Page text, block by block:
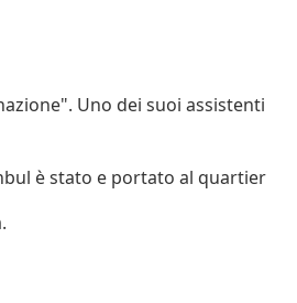
Uno dei suoi assistenti
è stato e portato al quartier